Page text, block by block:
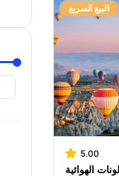
البيع السريع
5.00
الهوائية